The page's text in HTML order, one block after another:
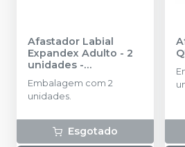
Afastador Labial
Expandex Adulto - 2
unidades -
INDUSBELLO
Embalagem com 2
unidades.
Esgotado